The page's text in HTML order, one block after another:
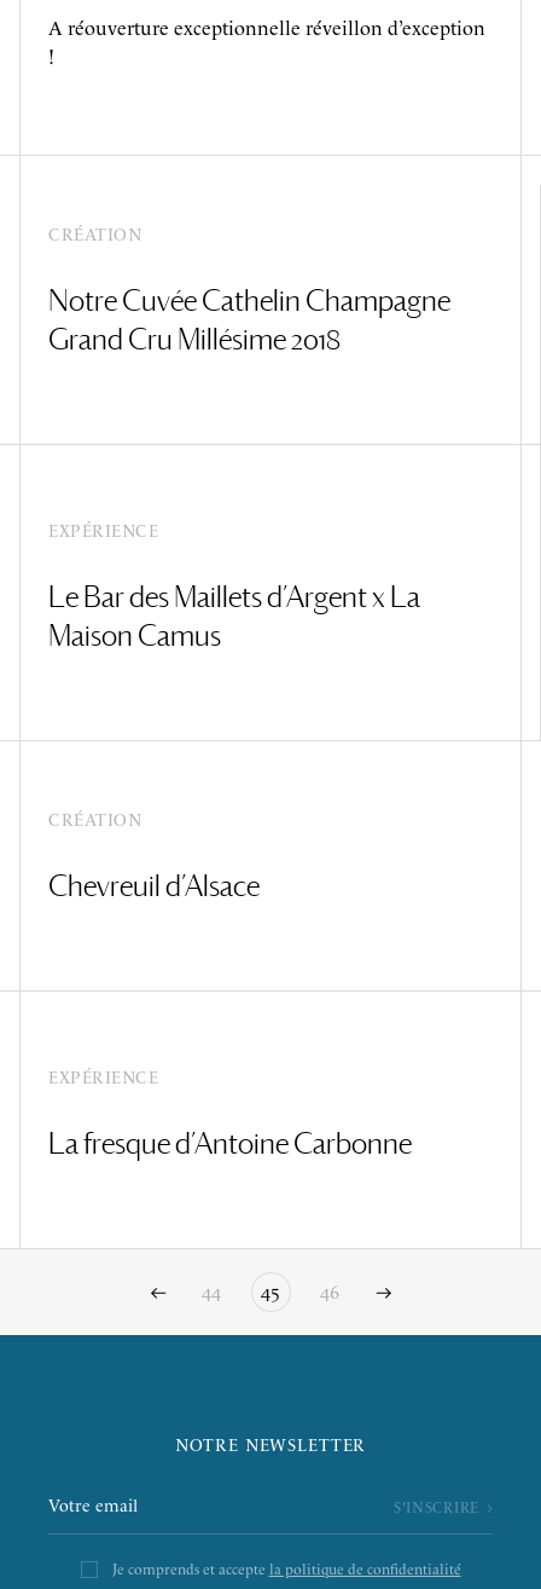
A réouverture exceptionnelle réveillon d’exception
!
CRÉATION
Notre Cuvée Cathelin Champagne
Grand Cru Millésime 2018
EXPÉRIENCE
Le Bar des Maillets d’Argent x La
Maison Camus
CRÉATION
Chevreuil d’Alsace
EXPÉRIENCE
La fresque d’Antoine Carbonne
44 45 46
NOTRE NEWSLETTER
Je comprends et accepte la politique de confidentialité